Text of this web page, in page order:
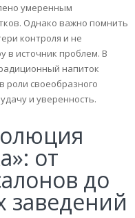
умеренным
Однако важно помнить
контроля и не
в источник проблем. В
напиток
роли своеобразного
и уверенность.
от
до
заведений